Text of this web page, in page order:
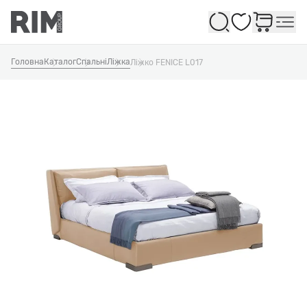
Обране
Головна КаталогСпальніЛіжкаЛіжко FENICE L017